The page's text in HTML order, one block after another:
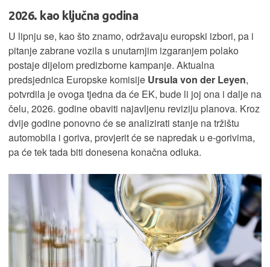
2026. kao ključna godina
U lipnju se, kao što znamo, održavaju europski izbori, pa i
pitanje zabrane vozila s unutarnjim izgaranjem polako
postaje dijelom predizborne kampanje. Aktualna
predsjednica Europske komisije Ursula von der Leyen,
potvrdila je ovoga tjedna da će EK, bude li joj ona i dalje na
čelu, 2026. godine obaviti najavljenu reviziju planova. Kroz
dvije godine ponovno će se analizirati stanje na tržištu
automobila i goriva, provjerit će se napredak u e-gorivima,
pa će tek tada biti donesena konačna odluka.